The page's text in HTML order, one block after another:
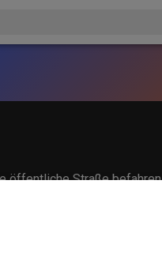
öffentliche Straße befahren